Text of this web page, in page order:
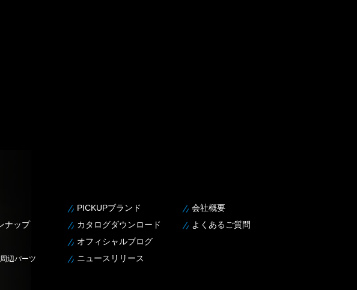
ナップ
辺パーツ
PICKUPブランド
カタログダウンロード
オフィシャルブログ
ニュースリリース
会社概要
よくあるご質問